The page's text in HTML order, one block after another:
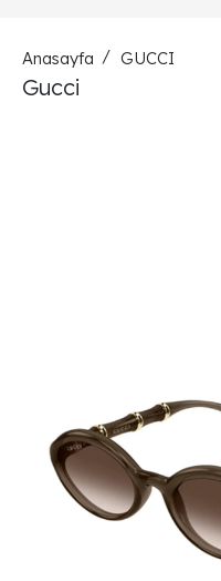
Anasayfa GUCCI
Gucci